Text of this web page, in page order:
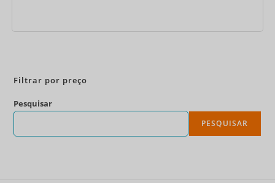
Filtrar por preço
Pesquisar
PESQUISAR